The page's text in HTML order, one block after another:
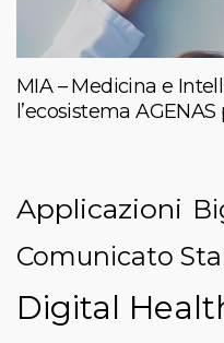
MIA – Medicina e
l’ecosistema
Applicazioni
Comunicato
Digital